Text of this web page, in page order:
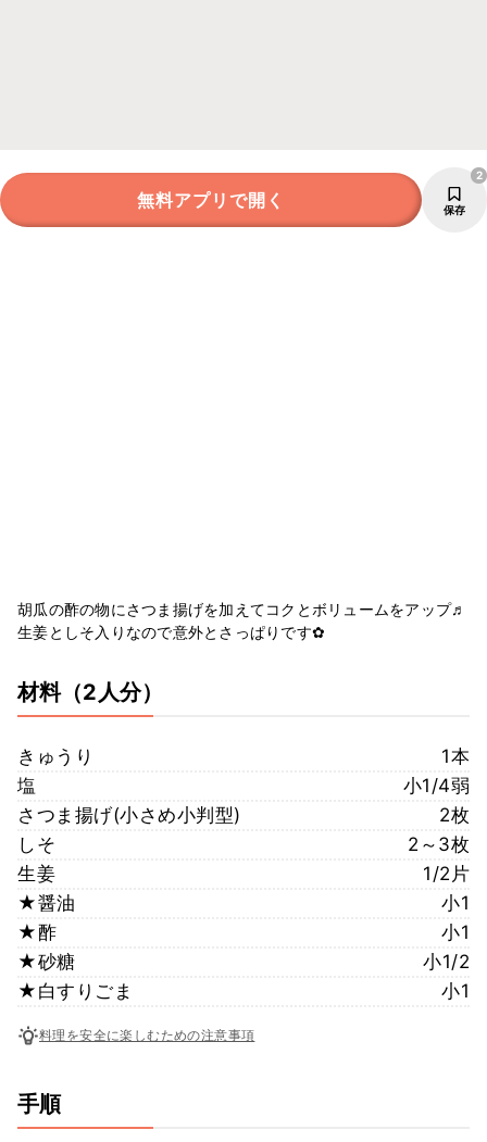
無料アプリで開く 保存
2
胡瓜の酢の物にさつま揚げを加えてコクとボリュームをアップ♬
生姜としそ入りなので意外とさっぱりです✿
材料（2人分）
きゅうり
1本
塩
小1/4弱
さつま揚げ(小さめ小判型)
2枚
しそ
2～3枚
生姜
1/2片
★醤油
小1
★酢
小1
★砂糖
小1/2
★白すりごま
小1
料理を安全に楽しむための注意事項
手順